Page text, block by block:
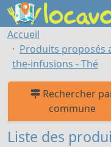
Accueil
Produits proposés
the-infusions - Thé
Rechercher
commune
Liste des